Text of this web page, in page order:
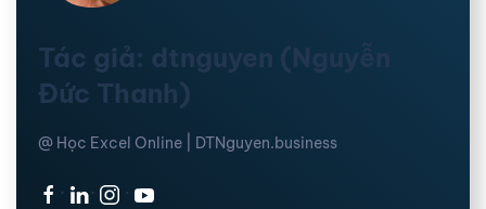
Tác giả: dtnguyen (Nguyễn
Đức Thanh)
@ Học Excel Online | DTNguyen.business
· · ·